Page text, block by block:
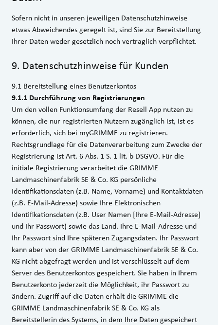
Sofern nicht in unseren jeweiligen Datenschutzhinweise
etwas Abweichendes geregelt ist, sind Sie zur Bereitstellung
Ihrer Daten weder gesetzlich noch vertraglich verpflichtet.
9. Datenschutzhinweise für Kunden
9.1 Bereitstellung eines Benutzerkontos
9.1.1 Durchführung von Registrierungen
Um den vollen Funktionsumfang der Resell App nutzen zu
können, die nur registrierten Nutzern zugänglich ist, ist es
erforderlich, sich bei myGRIMME zu registrieren.
Rechtsgrundlage für die Datenverarbeitung zum Zwecke der
Registrierung ist Art. 6 Abs. 1 S. 1 lit. b DSGVO. Für die
initiale Registrierung verarbeitet die GRIMME
Landmaschinenfabrik SE & Co. KG persönliche
Identifikationsdaten (z.B. Name, Vorname) und Kontaktdaten
(z.B. E-Mail-Adresse) sowie Ihre Elektronischen
Identifikationsdaten (z.B. User Namen [Ihre E-Mail-Adresse]
und Ihr Passwort) sowie das Land. Ihre E-Mail-Adresse und
Ihr Passwort sind Ihre späteren Zugangsdaten. Ihr Passwort
kann aber von der GRIMME Landmaschinenfabrik SE & Co.
KG nicht abgefragt werden und ist verschlüsselt auf dem
Server des Benutzerkontos gespeichert. Sie haben in Ihrem
Benutzerkonto jederzeit die Möglichkeit, ihr Passwort zu
ändern. Zugriff auf die Daten erhält die GRIMME die
GRIMME Landmaschinenfabrik SE & Co. KG als
Bereitstellerin des Systems, in dem Ihre Daten gespeichert